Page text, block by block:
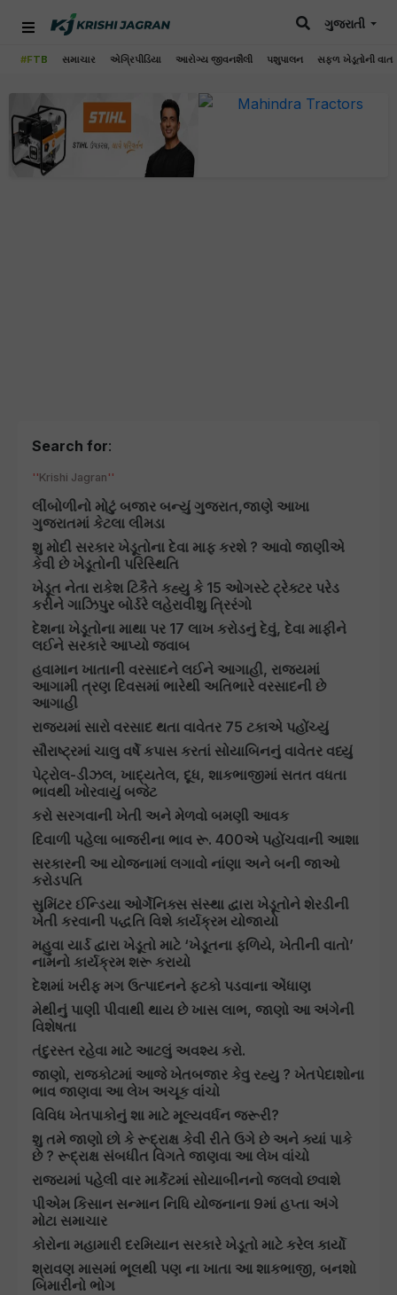
#FTB સમાચાર એગ્રિપીડિયા આરોગ્ય જીવનશૈલી પશુપાલન સફળ ખેડૂતોની વાત
ગુજરાતી
Search for:
Krishi Jagran
લીંબોળીનો મોટું બજાર બન્યું ગુજરાત,જાણે આખા
ગુજરાતમાં કેટલા લીમડા
શુ મોદી સરકાર ખેડૂતોના દેવા માફ કરશે ? આવો જાણીએ
કેવી છે ખેડૂતોની પરિસ્થિતિ
ખેડૂત નેતા રાકેશ ટિકૈતે કહ્યુ કે 15 ઓગસ્ટે ટ્રેક્ટર પરેડ
કરીને ગાઝિપુર બોર્ડરે લહેરાવીશુ ત્રિરંગો
દેશના ખેડૂતોના માથા પર 17 લાખ કરોડનું દેવું, દેવા માફીને
લઈને સરકારે આપ્યો જવાબ
હવામાન ખાતાની વરસાદને લઈને આગાહી, રાજ્યમાં
આગામી ત્રણ દિવસમાં ભારેથી અતિભારે વરસાદની છે
આગાહી
રાજ્યમાં સારો વરસાદ થતા વાવેતર 75 ટકાએ પહોંચ્યું
સૌરાષ્ટ્રમાં ચાલુ વર્ષે કપાસ કરતાં સોયાબિનનું વાવેતર વધ્યું
પેટ્રોલ-ડીઝલ, ખાદ્યતેલ, દૂધ, શાકભાજીમાં સતત વધતા
ભાવથી ખોરવાયું બજેટ
કરો સરગવાની ખેતી અને મેળવો બમણી આવક
દિવાળી પહેલા બાજરીના ભાવ રૂ. 400એ પહોંચવાની આશા
સરકારની આ યોજનામાં લગાવો નાંણા અને બની જાઓ
કરોડપતિ
સુમિંટર ઈન્ડિયા ઓર્ગેનિક્સ સંસ્થા દ્વારા ખેડૂતોને શેરડીની
ખેતી કરવાની પદ્ધતિ વિશે કાર્યક્રમ યોજાયો
મહુવા યાર્ડ દ્વારા ખેડૂતો માટે ‘ખેડૂતના ફળિયે, ખેતીની વાતો’
નામનો કાર્યક્રમ શરૂ કરાયો
દેશમાં ખરીફ મગ ઉત્પાદનને ફટકો પડવાના એંધાણ
મેથીનું પાણી પીવાથી થાય છે ખાસ લાભ, જાણો આ અંગેની
વિશેષતા
તંદુરસ્ત રહેવા માટે આટલું અવશ્ય કરો.
જાણો, રાજકોટમાં આજે ખેતબજાર કેવુ રહ્યુ ? ખેતપેદાશોના
ભાવ જાણવા આ લેખ અચૂક વાંચો
વિવિધ ખેતપાકોનું શા માટે મૂલ્યવર્ધન જરૂરી?
શુ તમે જાણો છો કે રૂદ્રાક્ષ કેવી રીતે ઉગે છે અને ક્યાં પાકે
છે ? રૂદ્રાક્ષ સંબધીત વિગતે જાણવા આ લેખ વાંચો
રાજ્યમાં પહેલી વાર માર્કેટમાં સોયાબીનનો જલવો છવાશે
પીએમ કિસાન સન્માન નિધિ યોજનાના 9માં હપ્તા અંગે
મોટા સમાચાર
કોરોના મહામારી દરમિયાન સરકારે ખેડૂતો માટે કરેલ કાર્યો
શ્રાવણ માસમાં ભૂલથી પણ ના ખાતા આ શાકભાજી, બનશો
બિમારીનો ભોગ